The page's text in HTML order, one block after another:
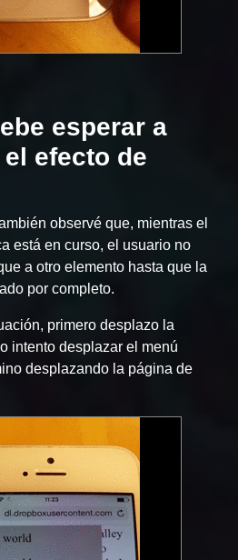
esperar a
efecto de
observé que, mientras el
está en curso, el usuario no
a otro elemento hasta que la
por completo.
primero desplazo la
intento desplazar el menú
desplazando la página de